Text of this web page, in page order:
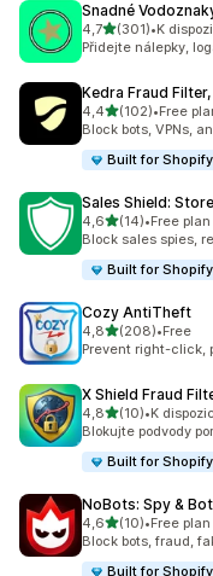
Snadné
4,7z 5 hvězd
(301)
Celkový počet
•K
Přidejte nálepky,
Kedra Fraud
4,4z 5 hvězd
(102)
Celkový počet
•Free
Block bots, VPNs,
Built for Shopify
Sales Shield:
4,6z 5 hvězd
(14)
Celkový počet
•Free
Block sales spies,
Built for Shopify
Cozy AntiTheft
4,8z 5 hvězd
(208)
Celkový počet
•Free
Prevent right-click,
X Shield Fraud
4,8z 5 hvězd
(10)
Celkový počet
•K
Blokujte podvody
Built for Shopify
NoBots: Spy &
4,6z 5 hvězd
(10)
Celkový počet
•Free
Block bots, fraud,
Built for Shopify